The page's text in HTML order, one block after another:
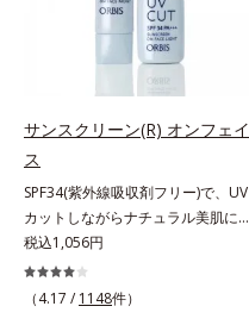
サンスクリーン(R) オンフェイ
ス
SPF34(紫外線吸収剤フリー)で、UV
カットしながらナチュラル美肌に。
これ1本で“小でかけ”にも、化粧下
地としても。この1本があれば、“ち
ょっとそこまで”もOKなすっぴん美
税込1,056円
（4.17 / 1148件）